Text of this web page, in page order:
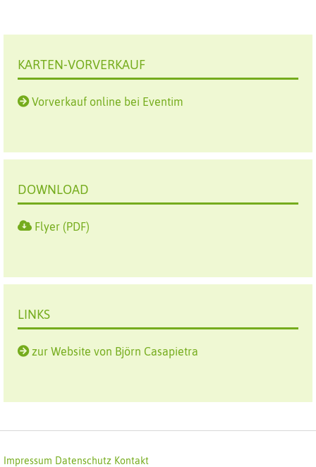
KARTEN-VORVERKAUF
Vorverkauf online bei Eventim
DOWNLOAD
Flyer (PDF)
LINKS
zur Website von Björn Casapietra
Impressum Datenschutz Kontakt